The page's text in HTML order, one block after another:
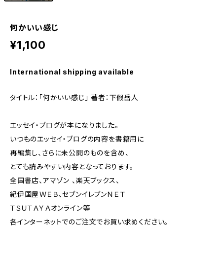
何かいい感じ
¥1,100
International shipping available
タイトル：「何かいい感じ」 著者：下假岳人
エッセイ・ブログが本になりました。
いつものエッセイ・ブログの内容を書籍用に
再編集し、さらに未公開のものを含め、
とても読みやすい内容となっております。
全国書店、アマゾン 、楽天ブックス、
紀伊国屋ＷＥＢ、セブンイレブンＮＥＴ
ＴＳＵＴＡＹＡオンライン等
各インターネットでのご注文でお買い求めください。